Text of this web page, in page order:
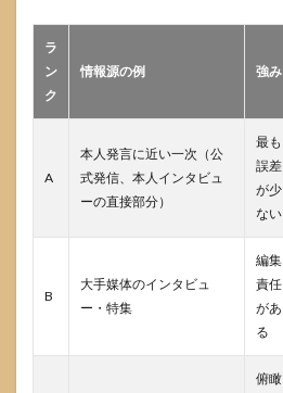
ラ
ン
ク
情報源の例 強み
A
本人発言に近い一次（公
式発信、本人インタビュ
ーの直接部分）
最も
誤差
が少
ない
B
大手媒体のインタビュ
ー・特集
編集
責任
があ
る
俯瞰